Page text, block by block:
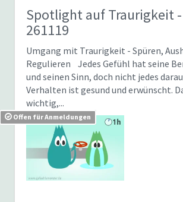
Spotlight auf Traurigkeit
261119
Umgang mit Traurigkeit - Spüren,
Regulieren Jedes Gefühl hat seine
und seinen Sinn, doch nicht jedes
Verhalten ist gesund und erwünscht.
wichtig,...
Offen für Anmeldungen